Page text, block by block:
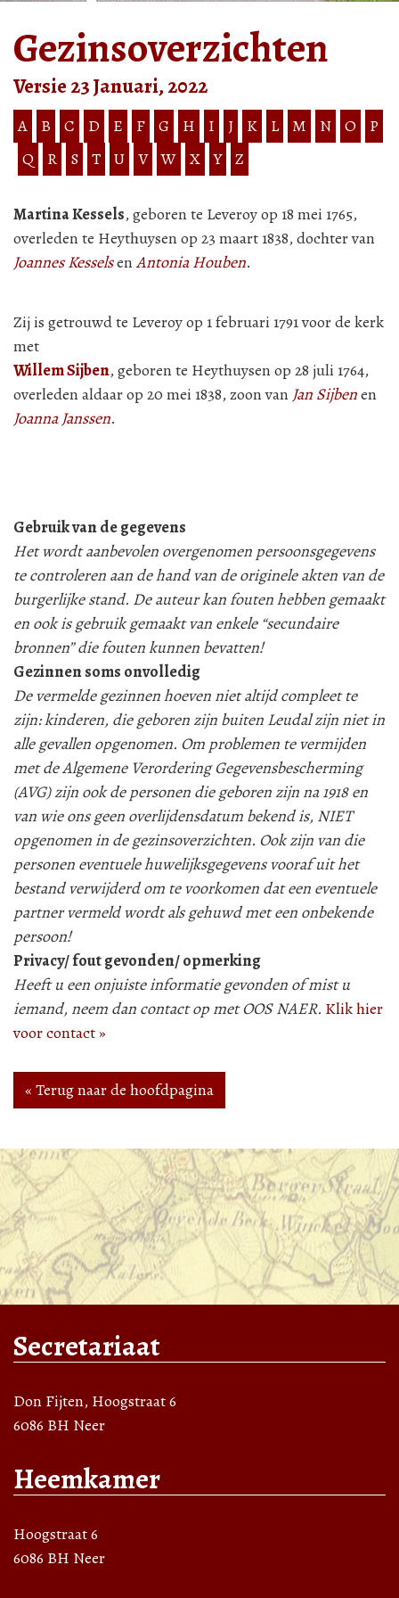
Gezinsoverzichten
Versie 23 Januari, 2022
A B C D E F G H I J K L M N O
P
Q
R S T U V W X Y Z
Martina Kessels, geboren te Leveroy op 18 mei 1765,
overleden te Heythuysen op 23 maart 1838, dochter van
Joannes KesselsenAntonia Houben.
Zij is getrouwd te Leveroy op 1 februari 1791 voor de kerk
met
Willem Sijben, geboren te Heythuysen op 28 juli 1764,
overleden aldaar op 20 mei 1838, zoon van Jan Sijbenen
Joanna Janssen.
Gebruik van de gegevens
Het wordt aanbevolen overgenomen persoonsgegevens
te controleren aan de hand van de originele akten van de
burgerlijke stand. De auteur kan fouten hebben gemaakt
en ook is gebruik gemaakt van enkele “secundaire
bronnen” die fouten kunnen bevatten!
Gezinnen soms onvolledig
De vermelde gezinnen hoeven niet altijd compleet te
zijn: kinderen, die geboren zijn buiten Leudal zijn niet in
alle gevallen opgenomen. Om problemen te vermijden
met de Algemene Verordering Gegevensbescherming
(AVG) zijn ook de personen die geboren zijn na 1918 en
van wie ons geen overlijdensdatum bekend is, NIET
opgenomen in de gezinsoverzichten. Ook zijn van die
personen eventuele huwelijksgegevens vooraf uit het
bestand verwijderd om te voorkomen dat een eventuele
partner vermeld wordt als gehuwd met een onbekende
persoon!
Privacy/ fout gevonden/ opmerking
Heeft u een onjuiste informatie gevonden of mist u
iemand, neem dan contact op met OOS NAER. Klik hier
voor contact »
« Terug naar de hoofdpagina
Secretariaat
Don Fijten, Hoogstraat 6
6086 BH Neer
Heemkamer
Hoogstraat 6
6086 BH Neer